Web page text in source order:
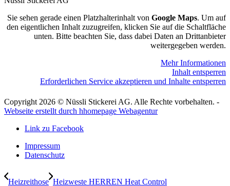
Sie sehen gerade einen Platzhalterinhalt von Google Maps. Um auf
den eigentlichen Inhalt zuzugreifen, klicken Sie auf die Schaltfläche
unten. Bitte beachten Sie, dass dabei Daten an Drittanbieter
weitergegeben werden.
Mehr Informationen
Inhalt entsperren
Erforderlichen Service akzeptieren und Inhalte entsperren
Copyright 2026 © Nüssli Stickerei AG. Alle Rechte vorbehalten. -
Webseite erstellt durch hhomepage Webagentur
Link zu Facebook
Impressum
Datenschutz
Heizreithose Heizweste HERREN Heat Control